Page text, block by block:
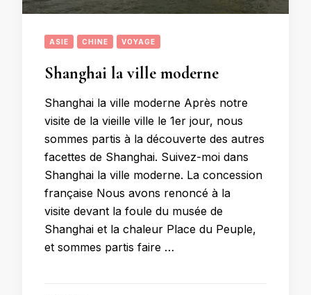
ASIE CHINE VOYAGE
Shanghai la ville moderne
Shanghai la ville moderne Après notre
visite de la vieille ville le 1er jour, nous
sommes partis à la découverte des autres
facettes de Shanghai. Suivez-moi dans
Shanghai la ville moderne. La concession
française Nous avons renoncé à la
visite devant la foule du musée de
Shanghai et la chaleur Place du Peuple,
et sommes partis faire …